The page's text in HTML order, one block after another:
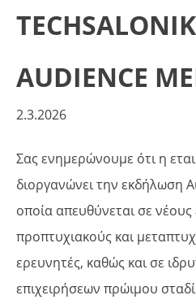
AUDIENCE
2.3.2026
Σας ενημερώνουμε ότι η
διοργανώνει την εκδήλωση
οποία απευθύνεται σε νέους
προπτυχιακούς και
ερευνητές, καθώς και σε
επιχειρήσεων πρώιμου